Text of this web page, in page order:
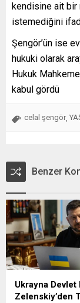
kendisine ait bir
istemediğini
Şengör’ün ise
hukuki olarak
Hukuk
kabul gördü
celal şengör,
Benzer
Ukrayna Devlet
Zelenskiy’den